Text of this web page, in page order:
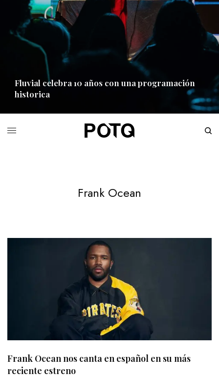
Fluvial celebra 10 años con una programación
historica
Frank Ocean
Frank Ocean nos canta en español en su más
reciente estreno